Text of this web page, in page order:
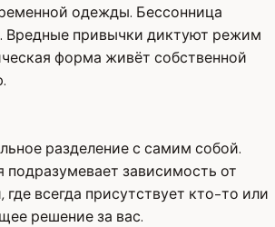
одежды. Бессонница
Вредные привычки диктуют режим
форма живёт собственной
разделение с самим собой.
подразумевает зависимость от
всегда присутствует кто-то или
решение за вас.